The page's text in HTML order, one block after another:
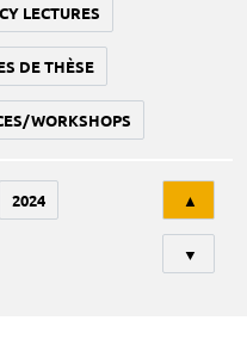
LECTURES
DE THÈSE
WORKSHOPS
2024 ▲
▼